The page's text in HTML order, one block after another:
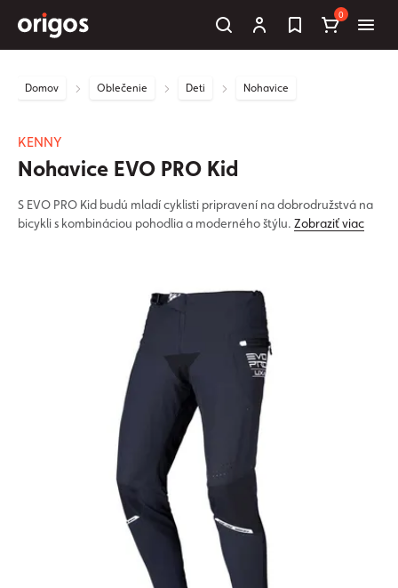
0
Domov Oblečenie Deti Nohavice
KENNY
Nohavice EVO PRO Kid
S EVO PRO Kid budú mladí cyklisti pripravení na dobrodružstvá na
bicykli s kombináciou pohodlia a moderného štýlu. Zobraziť viac